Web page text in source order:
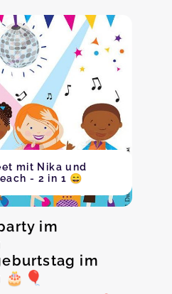
mit Nika und
- 2 in 1 😄
im
im
🎂🎈